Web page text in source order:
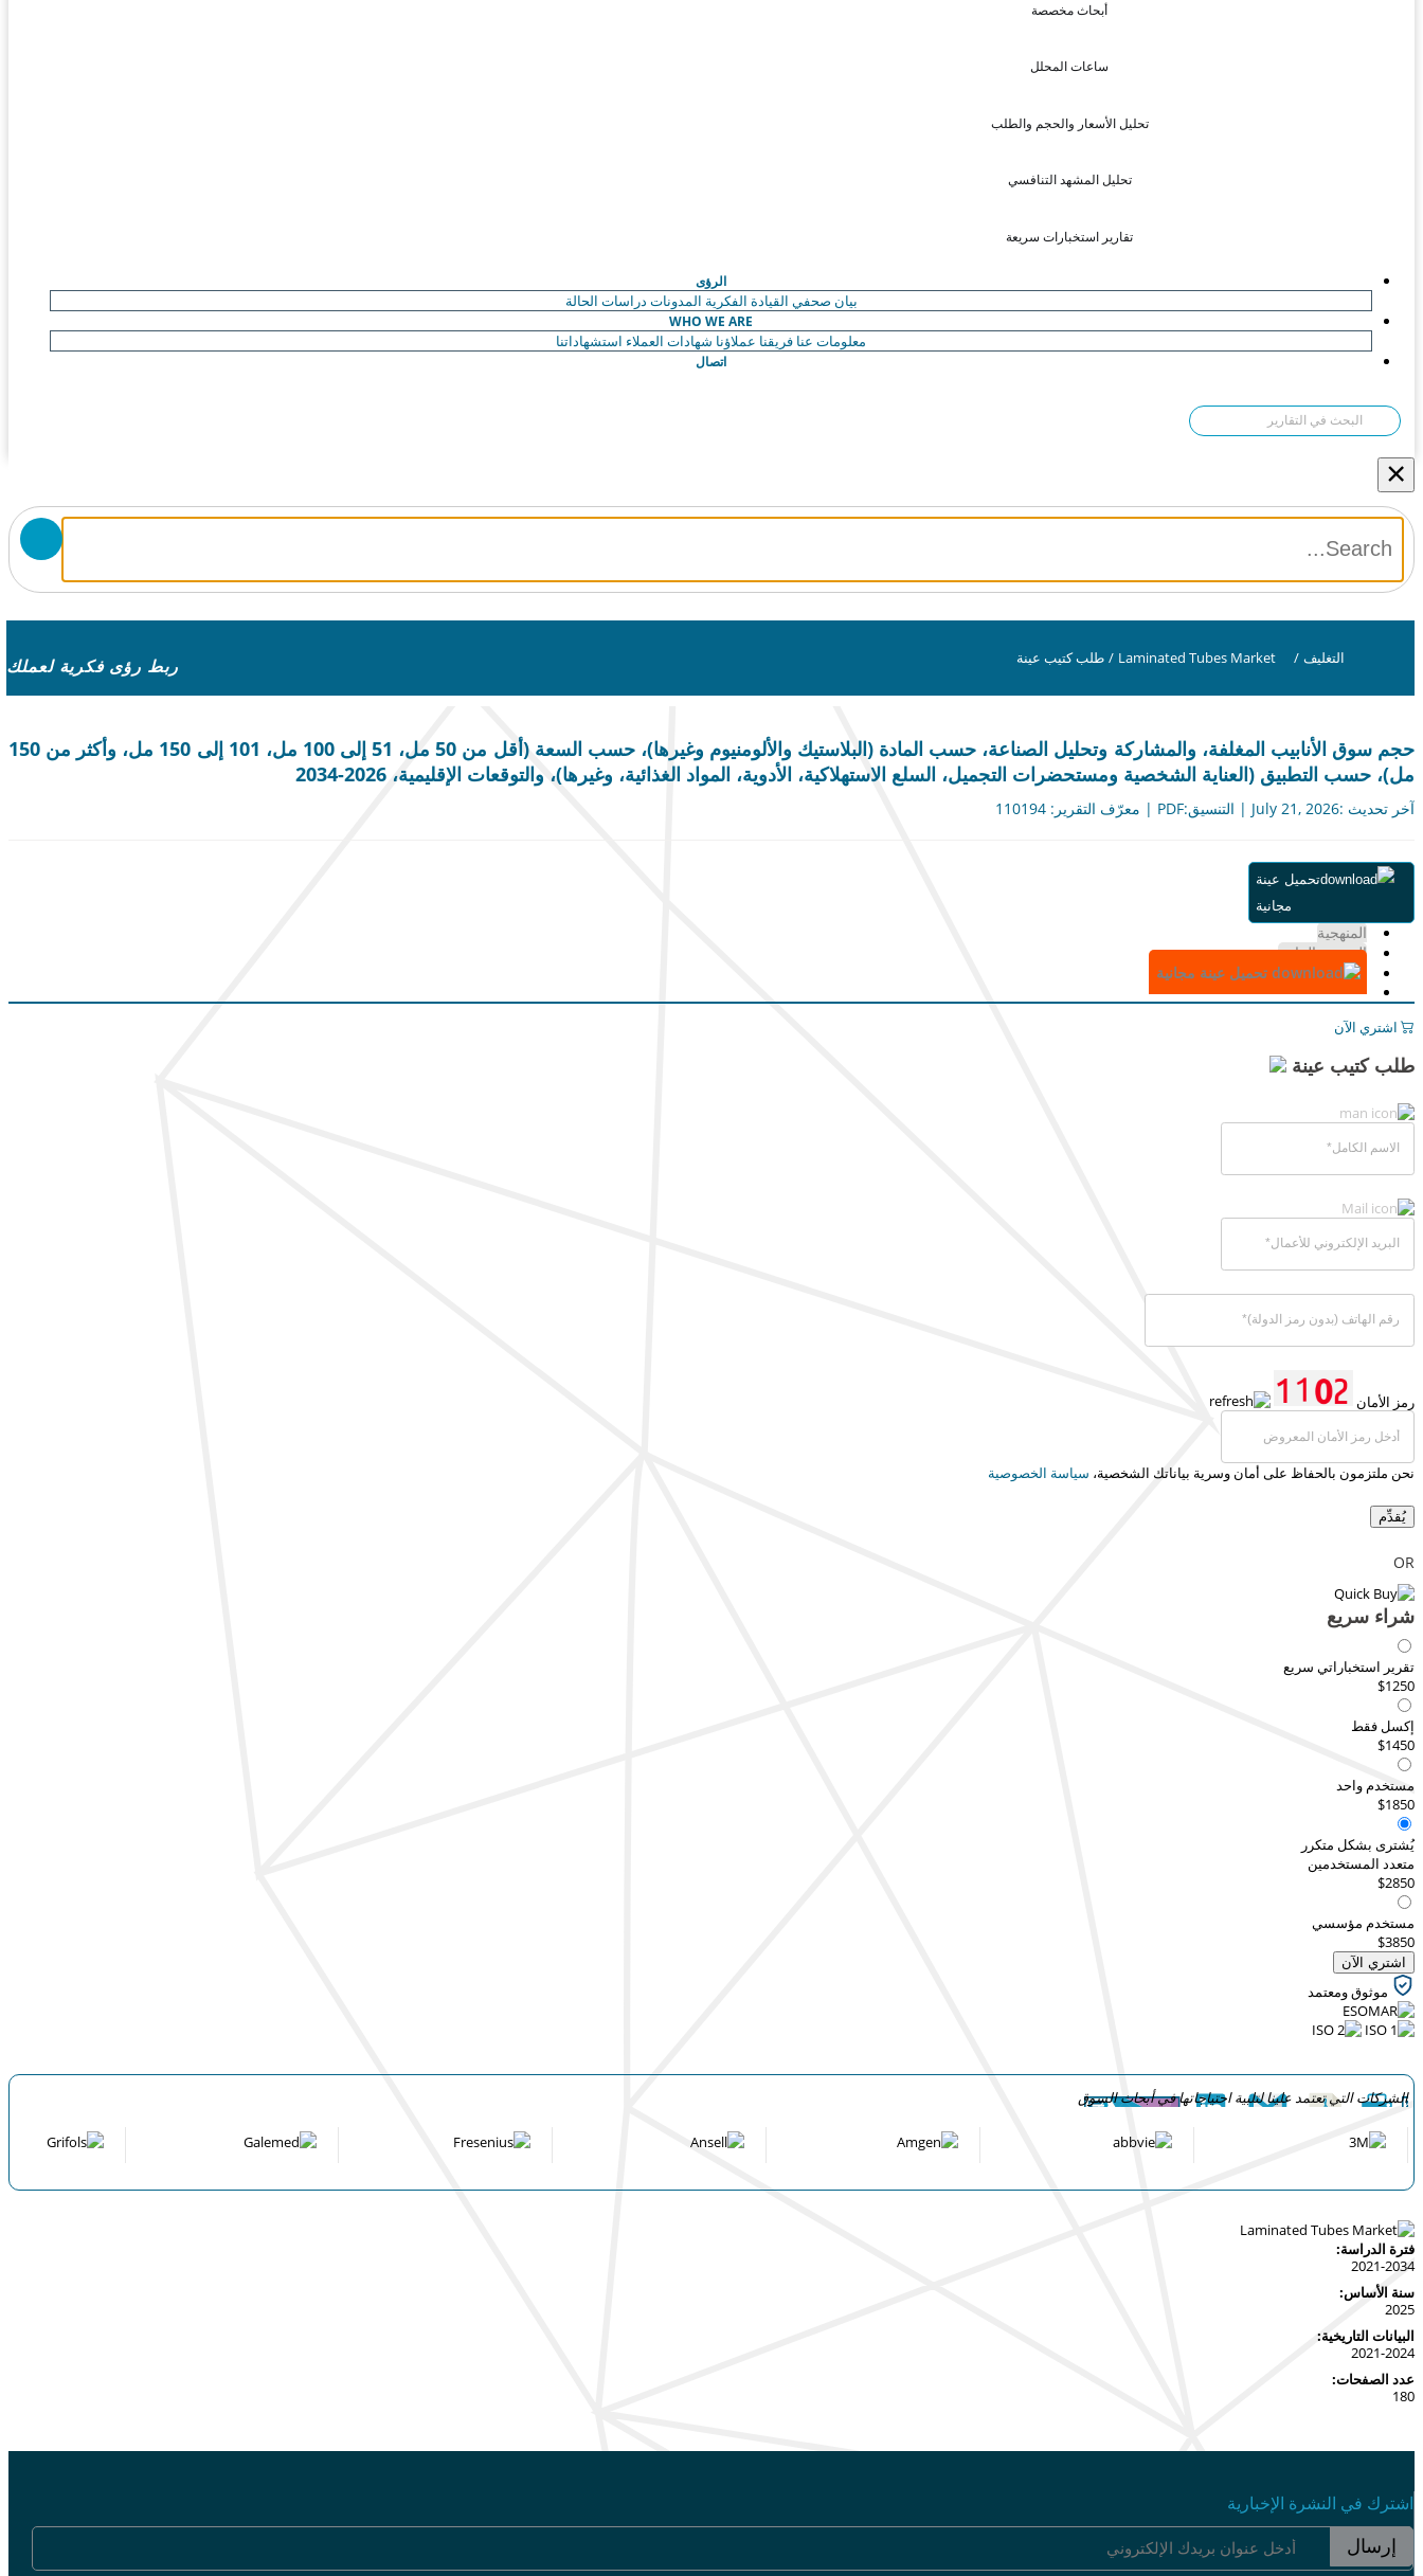
أبحاث مخصصة
ساعات المحلل
تحليل الأسعار والحجم والطلب
تحليل المشهد التنافسي
تقارير استخبارات سريعة
الرؤى
بيان صحفي القيادة الفكرية المدونات دراسات الحالة
WHO WE ARE
معلومات عنا فريقنا عملاؤنا شهادات العملاء استشهاداتنا
اتصال
×
التغليف /
Laminated Tubes Market
/ طلب كتيب عينة ربط رؤى فكرية لعملك
حجم سوق الأنابيب المغلفة، والمشاركة وتحليل الصناعة، حسب المادة (البلاستيك والألومنيوم وغيرها)، حسب السعة (أقل من 50 مل، 51 إلى 100 مل، 101 إلى 150 مل، وأكثر من 150
مل)، حسب التطبيق (العناية الشخصية ومستحضرات التجميل، السلع الاستهلاكية، الأدوية، المواد الغذائية، وغيرها)، والتوقعات الإقليمية، 2026-2034
آخر تحديث :July 21, 2026 | التنسيق:PDF | معرّف التقرير: 110194
ملخص
جدول المحتويات
المنهجية
الرسوم البيانية
تحميل عينة مجانية
تحميل عينة
مجانية
اشتري الآن
طلب كتيب عينة
رمز الأمان
نحن ملتزمون بالحفاظ على أمان وسرية بياناتك الشخصية، سياسة الخصوصية
يُقدِّم
OR
شراء سريع
تقرير استخباراتي سريع
$1250
إكسل فقط
$1450
مستخدم واحد
$1850
يُشترى بشكل متكرر
متعدد المستخدمين
$2850
مستخدم مؤسسي
$3850
اشتري الآن
موثوق ومعتمد
الشركات التي تعتمد علينا لتلبية احتياجاتها في أبحاث السوق
فترة الدراسة:
2021-2034
سنة الأساس:
2025
البيانات التاريخية:
2021-2024
عدد الصفحات:
180
اشترك في النشرة الإخبارية
إرسال